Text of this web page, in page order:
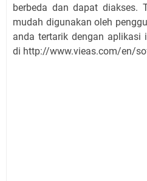
berbeda dan dapat diakses.
mudah digunakan oleh
anda tertarik dengan aplikasi
di http://www.vieas.com/en/